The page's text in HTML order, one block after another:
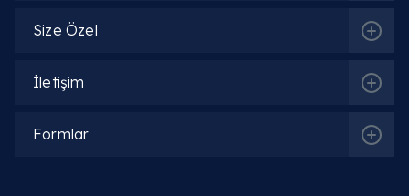
İlgili Hekimler
Size Özel
İletişim
Formlar